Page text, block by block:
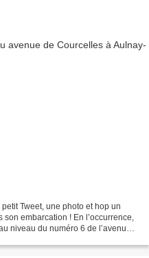
Tweet, une photo et hop un
embarcation ! En l’occurrence,
niveau du numéro 6 de l’avenue